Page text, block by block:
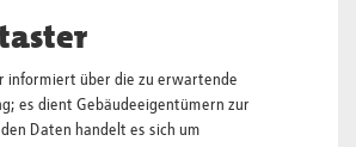
informiert über die zu erwartende
es dient Gebäudeeigentümern zur
Daten handelt es sich um